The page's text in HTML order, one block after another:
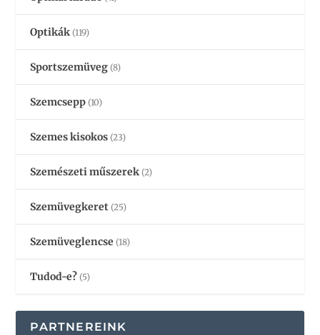
Optikák (119)
Sportszemüveg (8)
Szemcsepp (10)
Szemes kisokos (23)
Szemészeti műszerek (2)
Szemüvegkeret (25)
Szemüveglencse (18)
Tudod-e? (5)
PARTNEREINK